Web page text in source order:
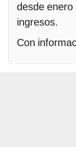
desde
ingresos.
Con